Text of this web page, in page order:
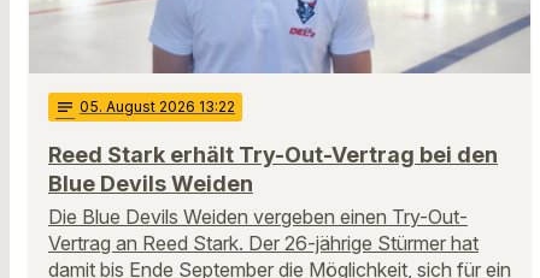
notes 05. August 2026 13:22
Reed Stark erhält Try-Out-Vertrag bei den
Blue Devils Weiden
Die Blue Devils Weiden vergeben einen Try-Out-
Vertrag an Reed Stark. Der 26-jährige Stürmer hat
damit bis Ende September die Möglichkeit, sich für ein